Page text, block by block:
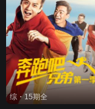
综・15期全